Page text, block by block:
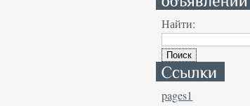
Найти:
pages1